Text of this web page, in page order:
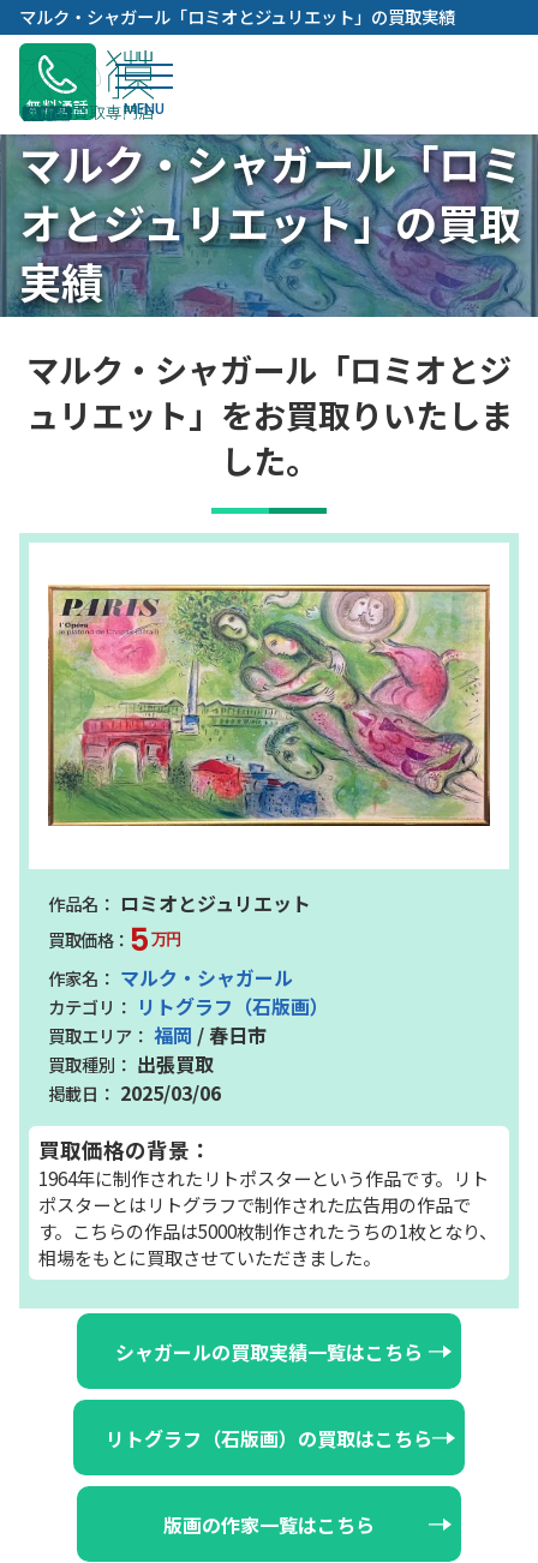
内
容
キ
ッ
プ
マルク・シャガール「ロミオとジュリエット」の買取実績
無料通話
マルク・シャガール「ロミ
オとジュリエット」の買取
実績
マルク・シャガール「ロミオとジ
ュリエット」をお買取りいたしま
した。
ロミオとジュリエット
5万円
マルク・シャガール
リトグラフ（石版画）
福岡 / 春日市
出張買取
2025/03/06
買取価格の背景：
1964年に制作されたリトポスターという作品です。リト
ポスターとはリトグラフで制作された広告用の作品で
す。こちらの作品は5000枚制作されたうちの1枚となり、
相場をもとに買取させていただきました。
シャガールの買取実績一覧はこちら
リトグラフ（石版画）の買取はこちら
版画の作家一覧はこちら